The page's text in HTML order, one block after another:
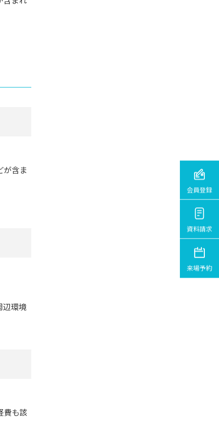
が含ま
辺環境
費も該
会員登録
資料請求
来場予約